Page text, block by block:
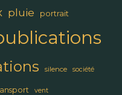
pluie portrait
silence société
vent